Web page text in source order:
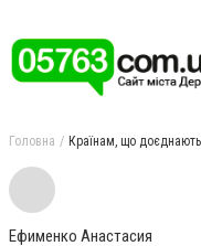
Головна Країнам, що
Ефименко Анастасия